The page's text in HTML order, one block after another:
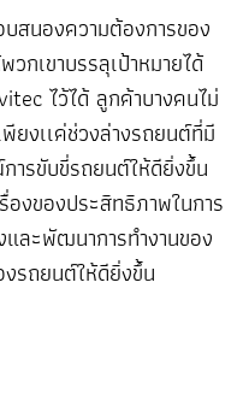
งความต้องการของ
กเขาบรรลุเป้าหมายได้
ไว้ได้ ลูกค้าบางคนไม่
งเเค่ช่วงล่างรถยนต์ที่มี
รขับขี่รถยนต์ให้ดียิ่งขึ้น
งของประสิทธิภาพในการ
และพัฒนาการทำงานของ
งรถยนต์ให้ดียิ่งขึ้น